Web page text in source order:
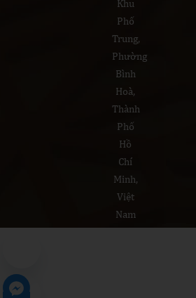
Khu
Phố
Trung,
Phường
Bình
Hoà,
Thành
Phố
Hồ
Chí
Minh,
Việt
Nam